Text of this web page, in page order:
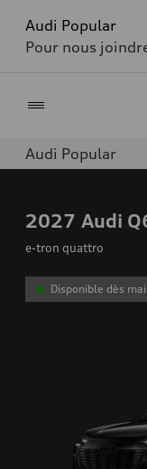
Audi Popular
Pour nous
Audi Popular
2027 Audi
e-tron quattro
Disponible dès